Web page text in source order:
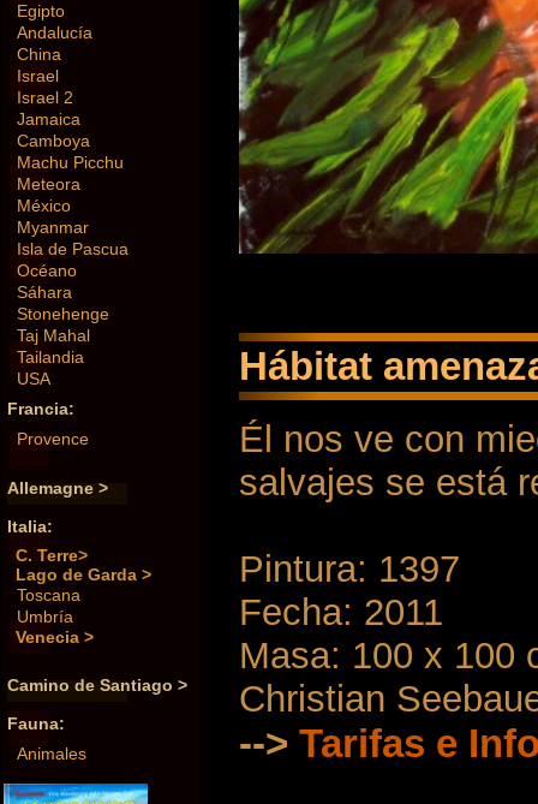
Egipto
Andalucía
China
Israel
Israel 2
Jamaica
Camboya
Machu Picchu
Meteora
México
Myanmar
Isla de Pascua
Océano
Sáhara
Stonehenge
Taj Mahal
Tailandia
USA
Francia:
Provence
Allemagne >
Italia:
C. Terre>
Lago de Garda >
Toscana
Umbría
Venecia >
Camino de Santiago >
Fauna:
Animales
Hábitat
Él nos ve con
salvajes se está
Pintura: 1397
Fecha: 2011
Masa: 100 x 100
Christian
--> Tarifas e